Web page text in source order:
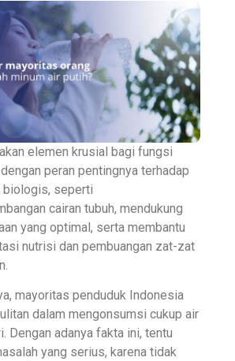
elemen krusial bagi fungsi
peran pentingnya terhadap
seperti
cairan tubuh, mendukung
yang optimal, serta membantu
nutrisi dan pembuangan zat-zat
mayoritas penduduk Indonesia
dalam mengonsumsi cukup air
Dengan adanya fakta ini, tentu
yang serius, karena tidak